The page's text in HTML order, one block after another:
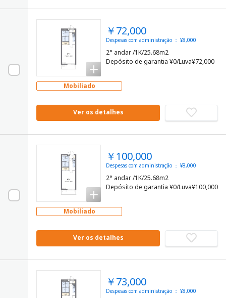
￥72,000
Despesas com administração ： ¥8,000
2° andar /1K/25.68m2
Depósito de garantia ¥0/Luva¥72,000
Mobiliado
Ver os detalhes
￥100,000
Despesas com administração ： ¥8,000
2° andar /1K/25.68m2
Depósito de garantia ¥0/Luva¥100,000
Mobiliado
Ver os detalhes
￥73,000
Despesas com administração ： ¥8,000